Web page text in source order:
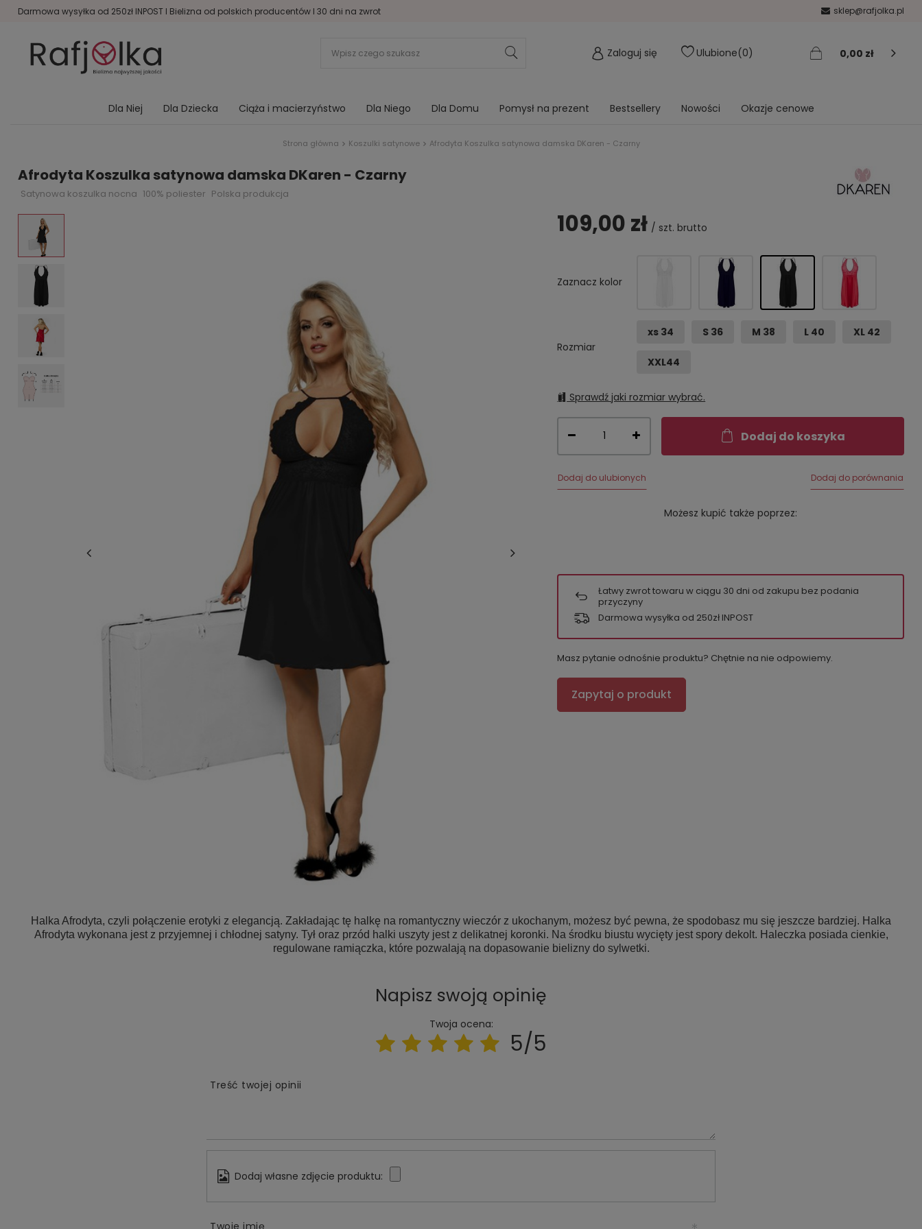
Darmowa wysyłka od 250zł INPOST I Bielizna od polskich producentów I 30 dni na zwrot sklep@rafjolka.pl
Zaloguj się Ulubione 0 0,00 zł
Dla Niej Dla Dziecka Ciąża i macierzyństwo Dla Niego Dla Domu Pomysł na prezent Bestsellery Nowości Okazje cenowe
Strona główna Koszulki satynowe Afrodyta Koszulka satynowa damska DKaren - Czarny
Afrodyta Koszulka satynowa damska DKaren - Czarny
Satynowa koszulka nocna 100% poliester Polska produkcja
109,00 zł / szt. brutto
Zaznacz kolor
Rozmiar
xs 34 S 36 M 38 L 40 XL 42
XXL44
Sprawdź jaki rozmiar wybrać.
Dodaj do koszyka
Dodaj do ulubionych Dodaj do porównania
Możesz kupić także poprzez:
Łatwy zwrot towaru w ciągu 30 dni od zakupu bez podania
przyczyny
Darmowa wysyłka od 250zł INPOST
Masz pytanie odnośnie produktu? Chętnie na nie odpowiemy.
Zapytaj o produkt
Halka Afrodyta, czyli połączenie erotyki z elegancją. Zakładając tę halkę na romantyczny wieczór z ukochanym, możesz być pewna, że spodobasz mu się jeszcze bardziej. Halka
Afrodyta wykonana jest z przyjemnej i chłodnej satyny. Tył oraz przód halki uszyty jest z delikatnej koronki. Na środku biustu wycięty jest spory dekolt. Haleczka posiada cienkie,
regulowane ramiączka, które pozwalają na dopasowanie bielizny do sylwetki.
Napisz swoją opinię
Twoja ocena:
5/5
Treść twojej opinii
Dodaj własne zdjęcie produktu:
Twoje imię